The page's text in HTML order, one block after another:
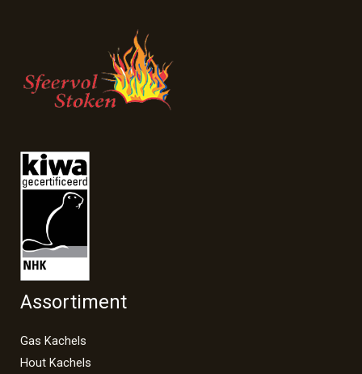
Assortiment
Gas Kachels
Hout Kachels